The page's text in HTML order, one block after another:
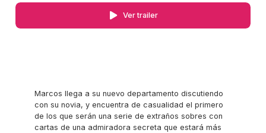
Ver trailer
Marcos llega a su nuevo departamento discutiendo
con su novia, y encuentra de casualidad el primero
de los que serán una serie de extraños sobres con
cartas de una admiradora secreta que estará más